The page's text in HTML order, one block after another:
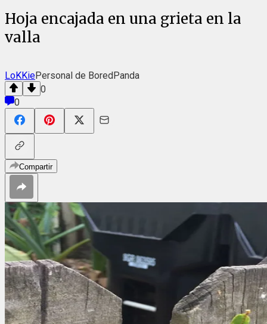
Hoja encajada en una grieta en la
valla
LoKKiePersonal de BoredPanda
0
0
Compartir